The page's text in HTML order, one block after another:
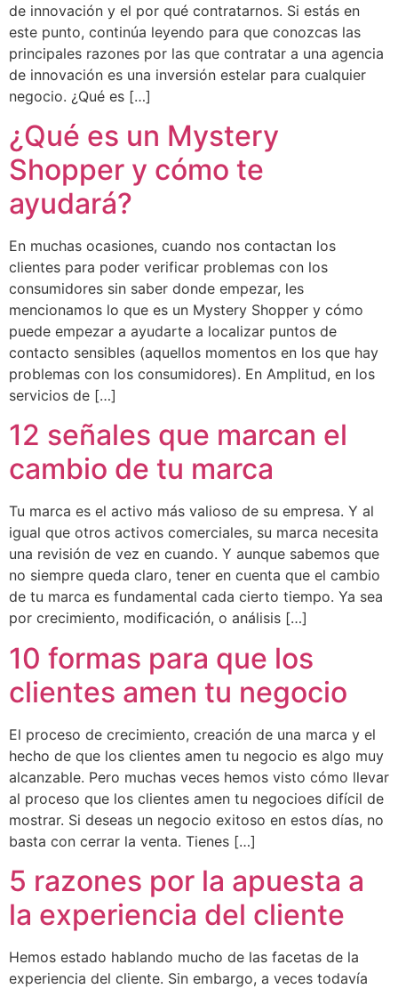
de innovación y el por qué contratarnos. Si estás en
este punto, continúa leyendo para que conozcas las
principales razones por las que contratar a una agencia
de innovación es una inversión estelar para cualquier
negocio. ¿Qué es […]
¿Qué es un Mystery
Shopper y cómo te
ayudará?
En muchas ocasiones, cuando nos contactan los
clientes para poder verificar problemas con los
consumidores sin saber donde empezar, les
mencionamos lo que es un Mystery Shopper y cómo
puede empezar a ayudarte a localizar puntos de
contacto sensibles (aquellos momentos en los que hay
problemas con los consumidores). En Amplitud, en los
servicios de […]
12 señales que marcan el
cambio de tu marca
Tu marca es el activo más valioso de su empresa. Y al
igual que otros activos comerciales, su marca necesita
una revisión de vez en cuando. Y aunque sabemos que
no siempre queda claro, tener en cuenta que el cambio
de tu marca es fundamental cada cierto tiempo. Ya sea
por crecimiento, modificación, o análisis […]
10 formas para que los
clientes amen tu negocio
El proceso de crecimiento, creación de una marca y el
hecho de que los clientes amen tu negocio es algo muy
alcanzable. Pero muchas veces hemos visto cómo llevar
al proceso que los clientes amen tu negocioes difícil de
mostrar. Si deseas un negocio exitoso en estos días, no
basta con cerrar la venta. Tienes […]
5 razones por la apuesta a
la experiencia del cliente
Hemos estado hablando mucho de las facetas de la
experiencia del cliente. Sin embargo, a veces todavía